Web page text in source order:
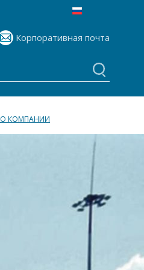
Корпоративная почта
О КОМПАНИИ